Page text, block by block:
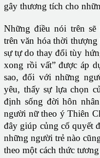
gây thương tích cho
Những điều nói trên
trên văn hóa thời
sự tự do thay đổi tùy
xong rồi vất” được áp
sao, đối với những
yêu, thấy sự lựa chọn
định sống đời hôn
người nữ theo ý Thiên
đây giúp củng cố quyết
những người trẻ nào
theo một cách thức